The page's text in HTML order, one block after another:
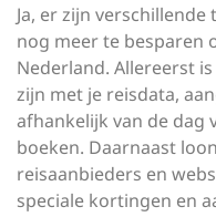
Ja, er zijn
nog meer te besparen
Nederland. Allereerst
zijn met je reisdata,
afhankelijk van de dag
boeken. Daarnaast
reisaanbieders en
speciale kortingen en